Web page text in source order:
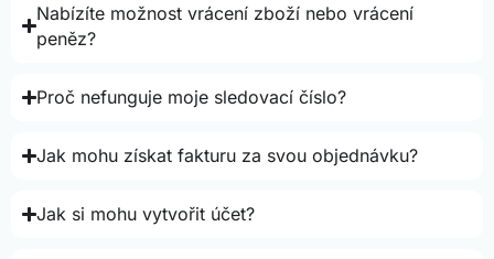
Nabízíte možnost vrácení zboží nebo vrácení
peněz?
Proč nefunguje moje sledovací číslo?
Jak mohu získat fakturu za svou objednávku?
Jak si mohu vytvořit účet?